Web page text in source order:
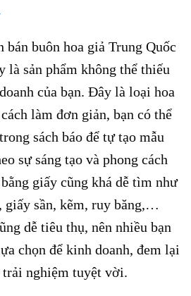
bán buôn hoa giả Trung Quốc
là sản phẩm không thể thiếu
của bạn. Đây là loại hoa
làm đơn giản, bạn có thể
sách báo để tự tạo mẫu
sự sáng tạo và phong cách
giấy cũng khá dễ tìm như
giấy sần, kẽm, ruy băng,…
dễ tiêu thụ, nên nhiều bạn
chọn để kinh doanh, đem lại
nghiệm tuyệt vời.